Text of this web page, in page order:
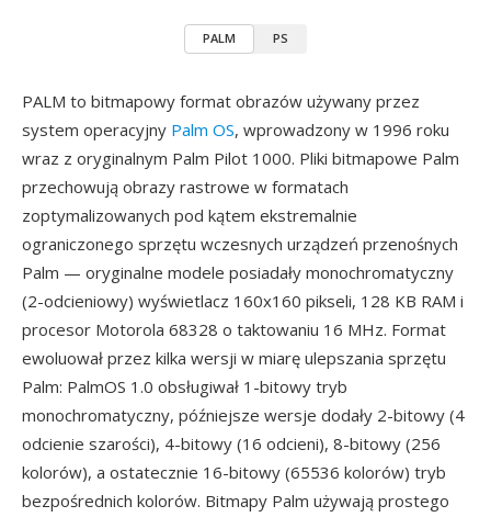
PALM PS
PALM to bitmapowy format obrazów używany przez
system operacyjny Palm OS, wprowadzony w 1996 roku
wraz z oryginalnym Palm Pilot 1000. Pliki bitmapowe Palm
przechowują obrazy rastrowe w formatach
zoptymalizowanych pod kątem ekstremalnie
ograniczonego sprzętu wczesnych urządzeń przenośnych
Palm — oryginalne modele posiadały monochromatyczny
(2-odcieniowy) wyświetlacz 160x160 pikseli, 128 KB RAM i
procesor Motorola 68328 o taktowaniu 16 MHz. Format
ewoluował przez kilka wersji w miarę ulepszania sprzętu
Palm: PalmOS 1.0 obsługiwał 1-bitowy tryb
monochromatyczny, późniejsze wersje dodały 2-bitowy (4
odcienie szarości), 4-bitowy (16 odcieni), 8-bitowy (256
kolorów), a ostatecznie 16-bitowy (65536 kolorów) tryb
bezpośrednich kolorów. Bitmapy Palm używają prostego